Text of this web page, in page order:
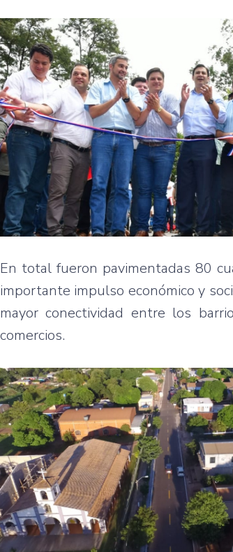
En total fueron pavimentadas 80
importante impulso económico y
mayor conectividad entre los
comercios.